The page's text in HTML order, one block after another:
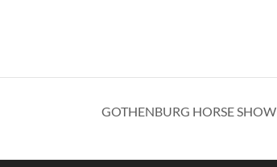
GOTHENBURG HORSE SHOW